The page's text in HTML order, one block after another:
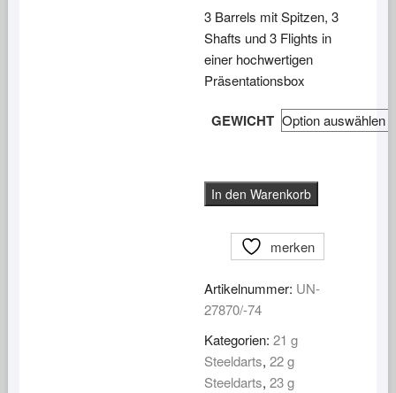
3 Barrels mit Spitzen, 3
Shafts und 3 Flights in
einer hochwertigen
Präsentationsbox
GEWICHT
Unicorn
Steeldarts
Gary
Anderson
Phase
6
Menge
In den Warenkorb
merken
Artikelnummer: UN-
27870/-74
Kategorien: 21 g
Steeldarts, 22 g
Steeldarts, 23 g